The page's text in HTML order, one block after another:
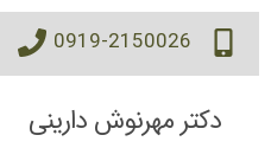
0919-2150026
دکتر مهرنوش دارینی